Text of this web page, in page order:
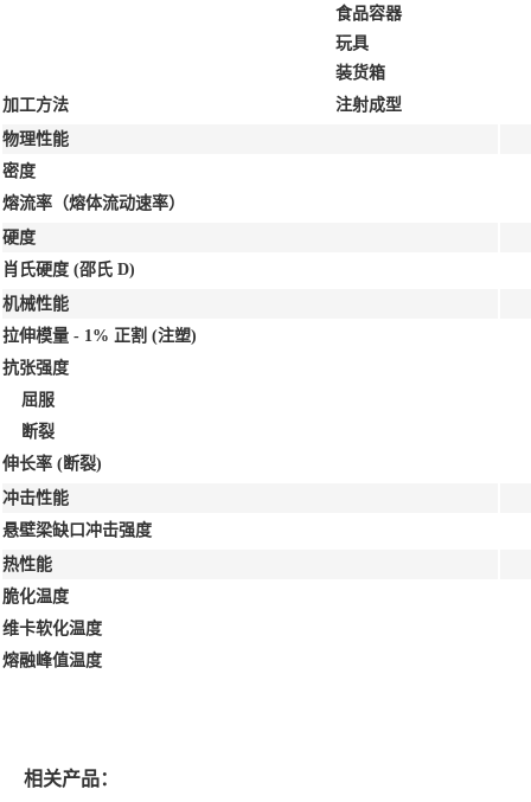
食品容器
玩具
装货箱
加工方法
注射成型
物理性能
密度
熔流率（熔体流动速率）
硬度
肖氏硬度 (邵氏 D)
机械性能
拉伸模量 - 1% 正割 (注塑)
抗张强度
屈服
断裂
伸长率 (断裂)
冲击性能
悬壁梁缺口冲击强度
热性能
脆化温度
维卡软化温度
熔融峰值温度
相关产品：